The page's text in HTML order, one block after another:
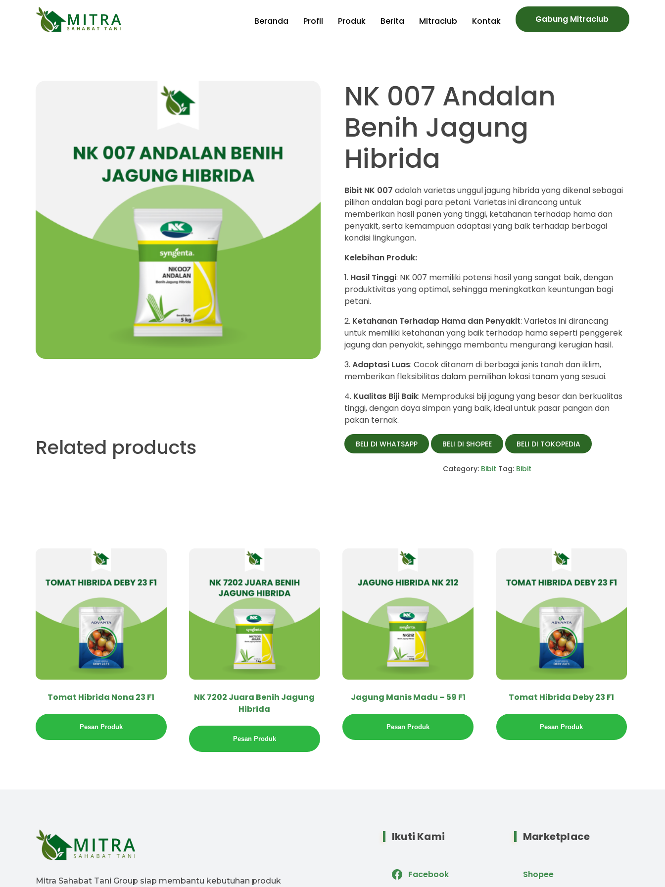
Beranda Profil Produk Berita Mitraclub Kontak Gabung Mitraclub
NK 007 Andalan
Benih Jagung
Hibrida
Bibit NK 007 adalah varietas unggul jagung hibrida yang dikenal sebagai
pilihan andalan bagi para petani. Varietas ini dirancang untuk
memberikan hasil panen yang tinggi, ketahanan terhadap hama dan
penyakit, serta kemampuan adaptasi yang baik terhadap berbagai
kondisi lingkungan.
Kelebihan Produk:
Hasil Tinggi: NK 007 memiliki potensi hasil yang sangat baik, dengan
produktivitas yang optimal, sehingga meningkatkan keuntungan bagi
petani.
Ketahanan Terhadap Hama dan Penyakit: Varietas ini dirancang
untuk memiliki ketahanan yang baik terhadap hama seperti penggerek
jagung dan penyakit, sehingga membantu mengurangi kerugian hasil.
Adaptasi Luas: Cocok ditanam di berbagai jenis tanah dan iklim,
memberikan fleksibilitas dalam pemilihan lokasi tanam yang sesuai.
Kualitas Biji Baik: Memproduksi biji jagung yang besar dan berkualitas
tinggi, dengan daya simpan yang baik, ideal untuk pasar pangan dan
pakan ternak.
BELI DI WHATSAPP BELI DI SHOPEE BELI DI TOKOPEDIA
Category: Bibit Tag: Bibit
Related products
Tomat Hibrida Nona 23 F1
Pesan Produk
NK 7202 Juara Benih Jagung
Hibrida
Pesan Produk
Jagung Manis Madu – 59 F1
Pesan Produk
Tomat Hibrida Deby 23 F1
Pesan Produk
Mitra Sahabat Tani Group siap membantu kebutuhan produk
Ikuti Kami
Facebook
Marketplace
Shopee